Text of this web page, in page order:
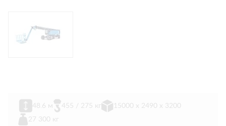
48.6 м 455 / 275 кг
15000 х 2490 х 3200
27 300 кг